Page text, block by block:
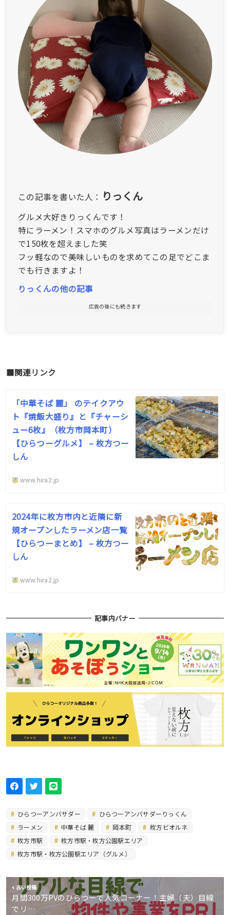
この記事を書いた人： りっくん
グルメ大好きりっくんです！
特にラーメン！スマホのグルメ写真はラーメンだけ
で150枚を超えました笑
フッ軽なので美味しいものを求めてこの足でどこま
でも行きますよ！
りっくんの他の記事
広告の後にも続きます
■関連リンク
「中華そば 麓」 のテイクアウ
ト『焼飯大盛り』と『チャーシ
ュー6枚』（枚方市岡本町）
【ひらつーグルメ】 – 枚方つー
しん
www.hira2.jp
2024年に枚方市内と近隣に新
規オープンしたラーメン店一覧
【ひらつーまとめ】 – 枚方つー
しん
www.hira2.jp
記事内バナー
ひらつーアンバサダー
ひらつーアンバサダーりっくん
ラーメン
中華そば 麓 岡本町
枚方ビオルネ
枚方市駅
枚方市駅・枚方公園駅エリア
枚方市駅・枚方公園駅エリア（グルメ）
古い投稿
月間300万PVのひらつーで人気コーナー！主婦（夫）目線
でリ…